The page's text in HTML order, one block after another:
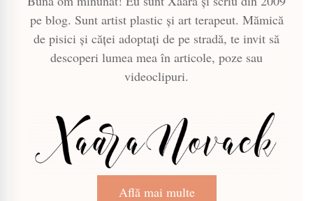
pe blog. Sunt artist plastic și art terapeut. Mămică
de pisici și căței adoptați de pe stradă, te invit să
descoperi lumea mea în articole, poze sau
videoclipuri.
Află mai multe